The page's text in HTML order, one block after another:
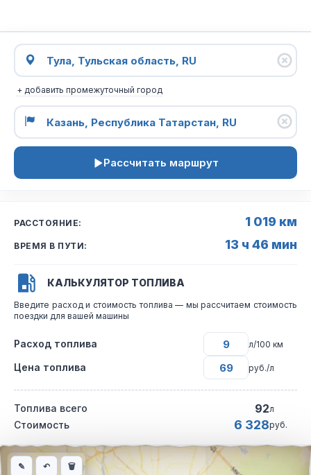
+ добавить промежуточный город
Рассчитать маршрут
РАССТОЯНИЕ: 1 019 км
ВРЕМЯ В ПУТИ: 13 ч 46 мин
КАЛЬКУЛЯТОР ТОПЛИВА
Введите расход и стоимость топлива — мы рассчитаем стоимость
поездки для вашей машины
Расход топлива л/100 км
Цена топлива руб./л
Топлива всего 92л
Стоимость 6 328руб.
Интерактивная карта автомобильного маршрута из города
✎ ↶ 🗑